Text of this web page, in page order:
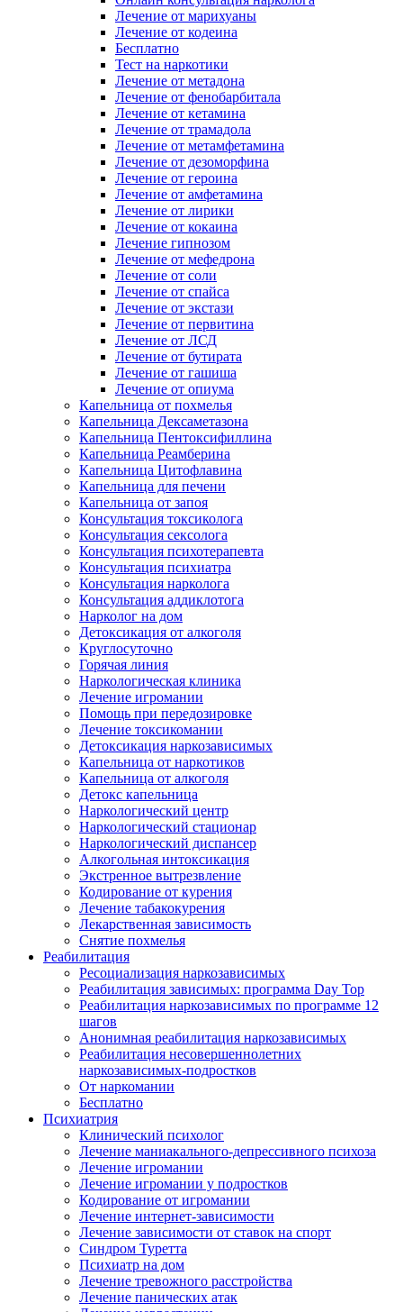
Лечение от марихуаны
Лечение от кодеина
Бесплатно
Тест на наркотики
Лечение от метадона
Лечение от фенобарбитала
Лечение от кетамина
Лечение от трамадола
Лечение от метамфетамина
Лечение от дезоморфина
Лечение от героина
Лечение от амфетамина
Лечение от лирики
Лечение от кокаина
Лечение гипнозом
Лечение от мефедрона
Лечение от соли
Лечение от спайса
Лечение от экстази
Лечение от первитина
Лечение от ЛСД
Лечение от бутирата
Лечение от гашиша
Лечение от опиума
Капельница от похмелья
Капельница Дексаметазона
Капельница Пентоксифиллина
Капельница Реамберина
Капельница Цитофлавина
Капельница для печени
Капельница от запоя
Консультация токсиколога
Консультация сексолога
Консультация психотерапевта
Консультация психиатра
Консультация нарколога
Консультация аддиклотога
Нарколог на дом
Детоксикация от алкоголя
Круглосуточно
Горячая линия
Наркологическая клиника
Лечение игромании
Помощь при передозировке
Лечение токсикомании
Детоксикация наркозависимых
Капельница от наркотиков
Капельница от алкоголя
Детокс капельница
Наркологический центр
Наркологический стационар
Наркологический диспансер
Алкогольная интоксикация
Экстренное вытрезвление
Кодирование от курения
Лечение табакокурения
Лекарственная зависимость
Снятие похмелья
Реабилитация
Ресоциализация наркозависимых
Реабилитация зависимых: программа Day Top
Реабилитация наркозависимых по программе 12
шагов
Анонимная реабилитация наркозависимых
Реабилитация несовершеннолетних
наркозависимых-подростков
От наркомании
Бесплатно
Психиатрия
Клинический психолог
Лечение маниакального-депрессивного психоза
Лечение игромании
Лечение игромании у подростков
Кодирование от игромании
Лечение интернет-зависимости
Лечение зависимости от ставок на спорт
Синдром Туретта
Психиатр на дом
Лечение тревожного расстройства
Лечение панических атак